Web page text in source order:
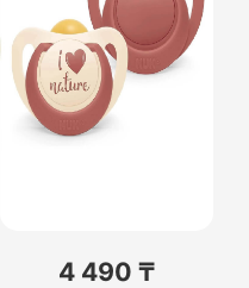
4 490 ₸